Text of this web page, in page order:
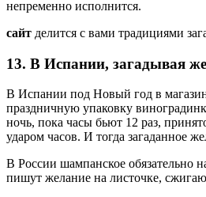
непременно исполнится.
сайт делится с вами традициями
13. В Испании, загадывая
В Испании под Новый год в
праздничную упаковку
ночь, пока часы бьют 12 раз,
ударом часов. И тогда загаданное
В России шампанское обязательно
пишут желание на листочке,